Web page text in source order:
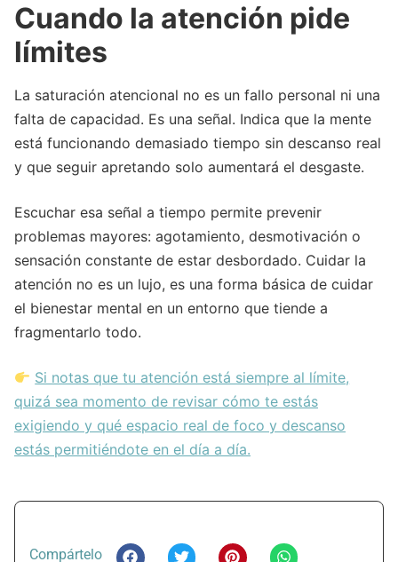
Cuando la atención pide
límites
La saturación atencional no es un fallo personal ni una
falta de capacidad. Es una señal. Indica que la mente
está funcionando demasiado tiempo sin descanso real
y que seguir apretando solo aumentará el desgaste.
Escuchar esa señal a tiempo permite prevenir
problemas mayores: agotamiento, desmotivación o
sensación constante de estar desbordado. Cuidar la
atención no es un lujo, es una forma básica de cuidar
el bienestar mental en un entorno que tiende a
fragmentarlo todo.
Si notas que tu atención está siempre al límite,
quizá sea momento de revisar cómo te estás
exigiendo y qué espacio real de foco y descanso
estás permitiéndote en el día a día.
Compártelo